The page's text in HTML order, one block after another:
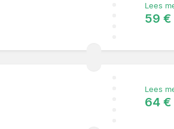
Lees
59 €
Lees
64 €